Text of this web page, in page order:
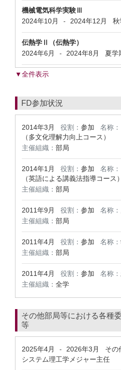
機械電気科学実験Ⅲ
2024年10月
- 2024年12月 秋
伝熱学Ⅱ（伝熱学）
2024年6月
- 2024年8月 夏学
▼全件表示
FD参加状況
2014年3月 役割： 参加 名称：
（多文化理解力向上コース）
主催組織： 部局
2014年1月 役割： 参加 名称：
（英語による講義法指導コース）
主催組織： 部局
2011年9月 役割： 参加 名称：
主催組織： 部局
2011年4月 役割： 参加 名称：
主催組織： 部局
2011年4月 役割： 参加 名称：
主催組織： 全学
その他部局等における各種
等
2025年4月 - 2026年3月
その
システム理工学メジャー主任